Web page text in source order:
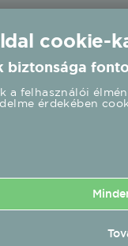
cookie-
biztonsága
a felhasználói
érdekében